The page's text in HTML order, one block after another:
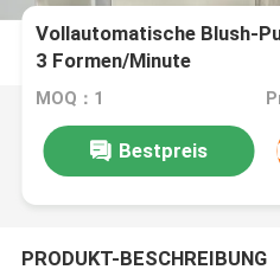
Vollautomatische Blush-
3 Formen/Minute
MOQ：1
Bestpreis
PRODUKT-BESCHREIBUNG